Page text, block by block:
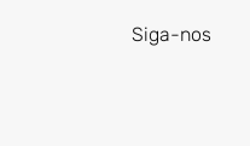
Siga-nos